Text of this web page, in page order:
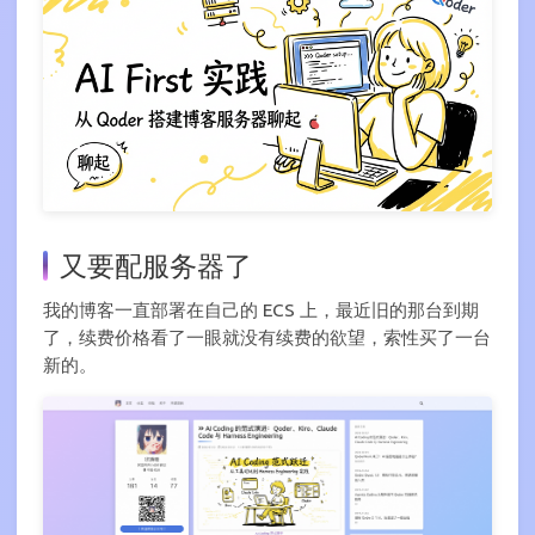
又要配服务器了
我的博客一直部署在自己的 ECS 上，最近旧的那台到期
了，续费价格看了一眼就没有续费的欲望，索性买了一台
新的。